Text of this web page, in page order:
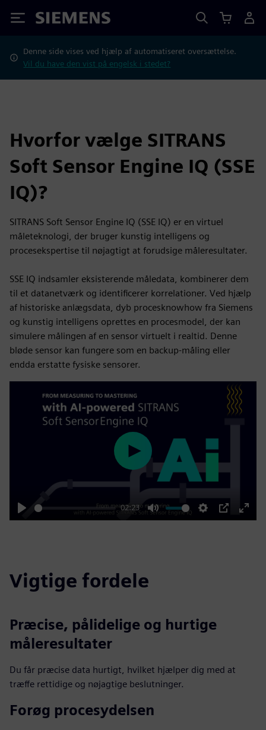
Siemens
Denne side vises ved hjælp af automatiseret oversættelse.
Vil du have den vist på engelsk i stedet?
Hvorfor vælge SITRANS
Soft Sensor Engine IQ (SSE
IQ)?
SITRANS Soft Sensor Engine IQ (SSE IQ) er en virtuel
måleteknologi, der bruger kunstig intelligens og
procesekspertise til nøjagtigt at forudsige måleresultater.
SSE IQ indsamler eksisterende måledata, kombinerer dem
til et datanetværk og identificerer korrelationer. Ved hjælp
af historiske anlægsdata, dyb procesknowhow fra Siemens
og kunstig intelligens oprettes en procesmodel, der kan
simulere målingen af en sensor virtuelt i realtid. Denne
bløde sensor kan fungere som en backup-måling eller
endda erstatte fysiske sensorer.
Play
02:23
Mute Settings
PIP
Enter
Play
Vigtige fordele
Præcise, pålidelige og hurtige
måleresultater
Du får præcise data hurtigt, hvilket hjælper dig med at
træffe rettidige og nøjagtige beslutninger.
Forøg procesydelsen